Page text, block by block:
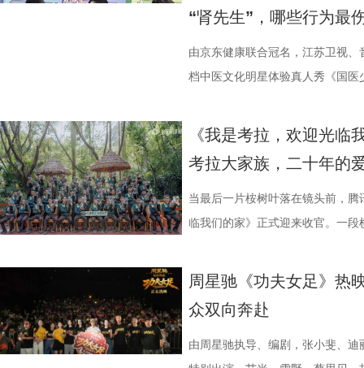
耕优质文本，期待更多好故事从
注入不竭动力。 产业共振：1992
的另一大亮点是1992造梦局的正
化”的全产业链影视生态。街区不
站拍遍”的影视拍摄服务目标。
业布局上迈出了坚实一步。潜力
质文学IP在盐城落地转化，实现“
配套体系。 多方联动：共筑影视
场，江苏世纪新城集团、中子星
议，此举标志着三方将在剧本开
一个黄金时代的篇章。 每一次思
年华的精神角落，「理解」单元
形交流、开放互动与轻社交形式
打造专业电影课堂。「工作坊」
撞。 「参与」单元则将通过「光
视频创作者，开展限时20小时的
“造梦”的乐趣。 梦的乐园不止光
活烟火气的沉浸式体验。「特色
律互动中点燃欢乐氛围。「全城
动，让光影之美成为点亮常熟的
力付出。”高驰表示。 目前，在
分，凭借净胜球优势暂列第三位
本轮无锡队轮空的情况下，宿迁
对任何一个对手都要立足于拼。
京队、苏州队、无锡队等传统强
进，正不断上演“霸王归来”的“好
击、连奏凯歌吗？ 常州摇身一变
届亚军南通队，而且最近三场比
下来常州队将迎来“魔鬼”赛程，
队、无锡队和苏州队，稍有不慎
精妙绝伦的叙事结构、层层递进
数观众心中的烧脑神作。豆瓣评
列豆瓣电影TOP250第191位。从
推演以及隐藏细节的分析至今仍
一艘名为“埃俄罗斯”号的神秘游
一人。随处可见的血迹、神秘的
无法逃脱的恐怖轮回——她必须反
陆内地影院。相比电脑与手机屏
一次命运轮回的开启，都将在影
验 限定周边引爆收藏热情 首映礼
“肾先生”，哪些行为最
由京东健康联合冠名，江苏卫视
档中医文化明星体验真人秀《国
健康、护肾课堂、健康求真等精
破解“中风谜案” “病发现场探案”
活环境、身体表现等线索中抽丝
后，却暗藏健康危机，四人一路
座”，一句“我有时候也会”瞬间把
边学边练，陈妍希却忍不住笑称：
年团开启“肾气大测评” 新师父刘
《我是考拉，欢迎光临
考拉大家族，二十年的
当最后一片桉树叶落在镜头前，
临我们的家》正式迎来收官。一
爱的考拉、动人的保育故事与专
松弛日常 整部纪录片没有戏剧化
生活，把独一份的“软萌治愈”送
周星驰《功夫女足》热
众双向奔赴
由周星驰执导、编剧，张小斐、